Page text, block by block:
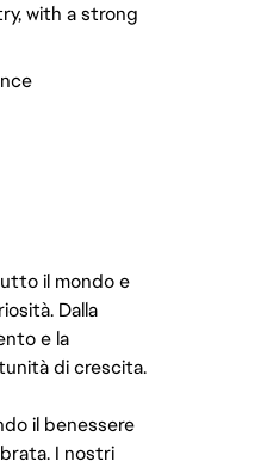
with a strong
il mondo e
Dalla
e la
di crescita.
il benessere
I nostri